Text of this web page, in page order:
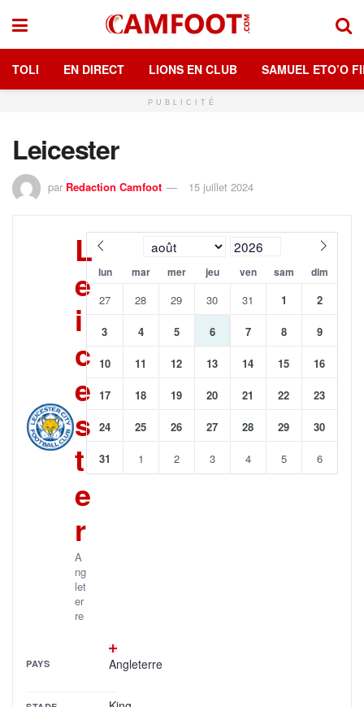
TOLI EN DIRECT LIONS EN CLUB SAMUEL ETO’O
PUBLICITÉ
Leicester
par Redaction Camfoot 15 juillet 2024
L
e
i
c
e
s
t
e
r
A
ng
let
er
re
PAYS Angleterre
lun mar mer jeu ven sam dim
27 28 29 30 31 1 2
3 4 5 6 7 8 9
10 11 12 13 14 15 16
17 18 19 20 21 22 23
24 25 26 27 28 29 30
31 1 2 3 4 5 6